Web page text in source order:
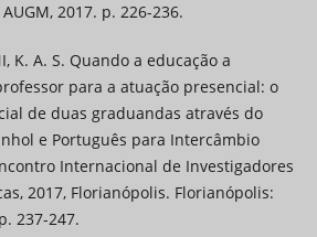
2017. p. 226-236.
K. A. S. Quando a educação a
para a atuação presencial: o
de duas graduandas através do
e Português para Intercâmbio
Internacional de Investigadores
2017, Florianópolis. Florianópolis:
237-247.